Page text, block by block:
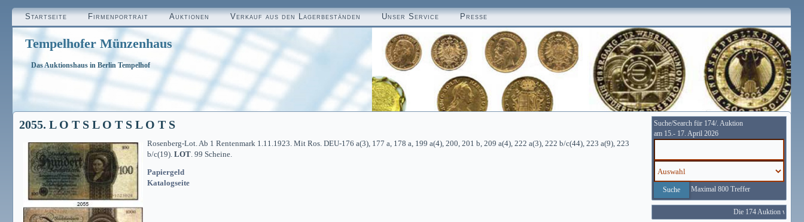
Startseite Firmenportrait Auktionen Verkauf aus den Lagerbeständen Unser Service Presse
Tempelhofer Münzenhaus
Das Auktionshaus in Berlin Tempelhof
2055. L O T S L O T S L O T S
Rosenberg-Lot. Ab 1 Rentenmark 1.11.1923. Mit Ros. DEU-176 a(3), 177 a, 178 a, 199 a(4), 200, 201 b, 209 a(4), 222 a(3), 222 b/c(44), 223 a(9), 223
b/c(19). LOT. 99 Scheine.
Papiergeld
Katalogseite
Suche/Search für 174/. Auktion
am 15.- 17. April 2026
Maximal 800 Treffer
Die 174 Auktion wird